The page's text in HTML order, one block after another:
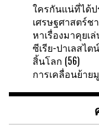
ใครกันแน่ที่ได้ป
เศรษฐศาสตร์ช
หาเรื่องมาคุยเ
ซีเรีย-ปาเลสไ
สิ้นโลก (56)
การเคลื่อนย้า